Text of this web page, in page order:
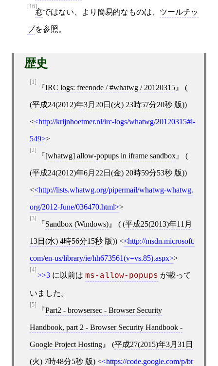
[16]
窓ではない、より簡易的なものは、 ツールチッ
プを参照。
歴史
[1]
IRC logs: freenode / #whatwg / 20120315 (
(平成24(2012)年3月20日(火) 23時57分20秒版))
< http://krijnhoetmer.nl/irc-logs/whatwg/20120315#l-
549 >
[2]
[whatwg]allow-popups in iframe sandbox (
(平成24(2012)年6月22日(金) 20時59分53秒版))
< http://lists.whatwg.org/pipermail/whatwg-whatwg.
org/2012-June/036470.html >
[3]
Sandbox (Windows) ( (平成25(2013)年11月
13日(水) 4時56分15秒版)) < http://msdn.microsoft.
com/en-us/library/ie/hh673561(v=vs.85).aspx >
[4]
>>3に以前は ms-allow-popups が載って
いました。
[5]
Part2 - browsersec - Browser Security
Handbook, part 2 - Browser Security Handbook -
Google Project Hosting (平成27(2015)年3月31日
(火) 7時48分5秒版) < https://code.google.com/p/br